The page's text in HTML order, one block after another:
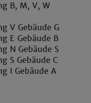
B, M, V, W
V Gebäude G
E Gebäude B
N Gebäude S
S Gebäude C
I Gebäude A